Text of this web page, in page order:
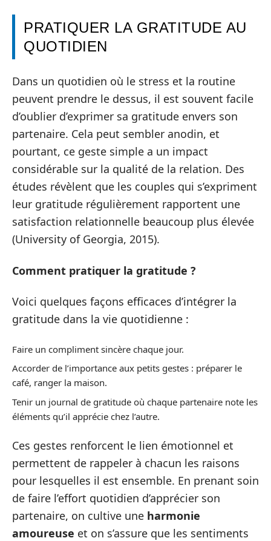
PRATIQUER LA GRATITUDE AU
QUOTIDIEN
Dans un quotidien où le stress et la routine
peuvent prendre le dessus, il est souvent facile
d’oublier d’exprimer sa gratitude envers son
partenaire. Cela peut sembler anodin, et
pourtant, ce geste simple a un impact
considérable sur la qualité de la relation. Des
études révèlent que les couples qui s’expriment
leur gratitude régulièrement rapportent une
satisfaction relationnelle beaucoup plus élevée
(University of Georgia, 2015).
Comment pratiquer la gratitude ?
Voici quelques façons efficaces d’intégrer la
gratitude dans la vie quotidienne :
Faire un compliment sincère chaque jour.
Accorder de l’importance aux petits gestes : préparer le
café, ranger la maison.
Tenir un journal de gratitude où chaque partenaire note les
éléments qu’il apprécie chez l’autre.
Ces gestes renforcent le lien émotionnel et
permettent de rappeler à chacun les raisons
pour lesquelles il est ensemble. En prenant soin
de faire l’effort quotidien d’apprécier son
partenaire, on cultive une harmonie
amoureuse et on s’assure que les sentiments